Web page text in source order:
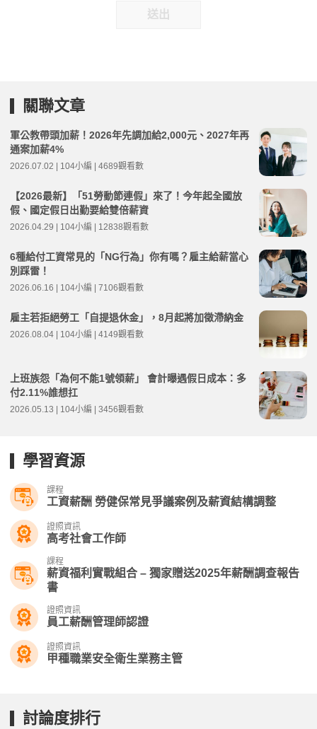
送出
關聯文章
軍公教帶頭加薪！2026年先調加給2,000元、2027年再
通案加薪4%
2026.07.02 | 104小編 | 4689觀看數
【2026最新】「51勞動節連假」來了！今年起全國放
假、國定假日出勤要給雙倍薪資
2026.04.29 | 104小編 | 12838觀看數
6種給付工資常見的「NG行為」你有嗎？雇主給薪當心
別踩雷！
2026.06.16 | 104小編 | 7106觀看數
雇主若拒絕勞工「自提退休金」，8月起將加徵滯納金
2026.08.04 | 104小編 | 4149觀看數
上班族怨「為何不能1號領薪」 會計曝遇假日成本：多
付2.11%誰想扛
2026.05.13 | 104小編 | 3456觀看數
學習資源
課程
工資薪酬 勞健保常見爭議案例及薪資結構調整
證照資訊
高考社會工作師
課程
薪資福利實戰組合 – 獨家贈送2025年薪酬調查報告
書
證照資訊
員工薪酬管理師認證
證照資訊
甲種職業安全衛生業務主管
討論度排行